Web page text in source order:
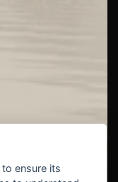
ensure its